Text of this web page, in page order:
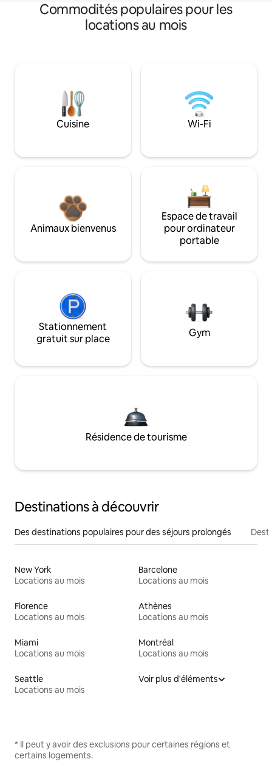
Commodités populaires pour les
locations au mois
Cuisine Wi-Fi
Animaux bienvenus
Espace de travail
pour ordinateur
portable
Stationnement
gratuit sur place
Gym
Résidence de tourisme
Destinations à découvrir
Des destinations populaires pour des séjours prolongés
New York
Locations au mois
Barcelone
Locations au mois
Florence
Locations au mois
Athènes
Locations au mois
Miami
Locations au mois
Montréal
Locations au mois
Seattle
Locations au mois
Voir plus d'éléments
* Il peut y avoir des exclusions pour certaines régions et
certains logements.